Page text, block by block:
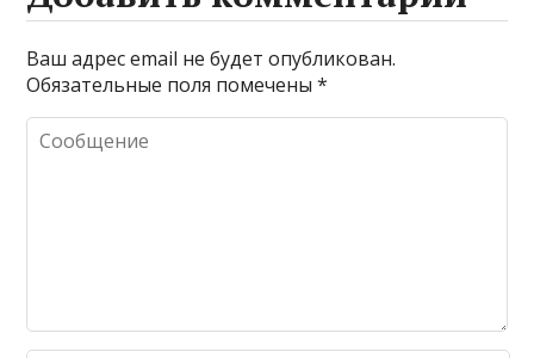
Ваш адрес email не будет опубликован.
Обязательные поля помечены*